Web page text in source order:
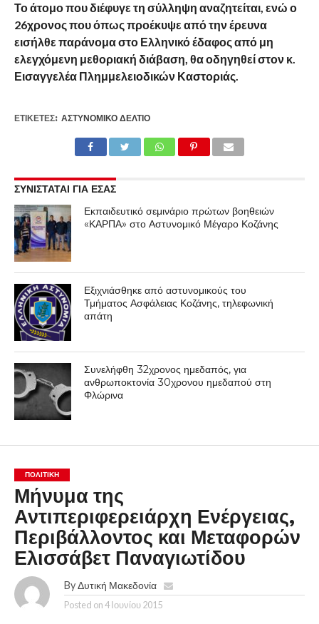
Το άτομο που διέφυγε τη σύλληψη αναζητείται, ενώ ο
26χρονος που όπως προέκυψε από την έρευνα
εισήλθε παράνομα στο Ελληνικό έδαφος από μη
ελεγχόμενη μεθοριακή διάβαση, θα οδηγηθεί στον κ.
Εισαγγελέα Πλημμελειοδικών Καστοριάς.
ΕΤΙΚΕΤΕΣ: ΑΣΤΥΝΟΜΙΚΌ ΔΕΛΤΊΟ
ΣΥΝΙΣΤΑΤΑΙ ΓΙΑ ΕΣΑΣ
Εκπαιδευτικό σεμινάριο πρώτων βοηθειών
«ΚΑΡΠΑ» στο Αστυνομικό Μέγαρο Κοζάνης
Εξιχνιάσθηκε από αστυνομικούς του
Τμήματος Ασφάλειας Κοζάνης, τηλεφωνική
απάτη
Συνελήφθη 32χρονος ημεδαπός, για
ανθρωποκτονία 30χρονου ημεδαπού στη
Φλώρινα
ΠΟΛΙΤΙΚΉ
Μήνυμα της
Αντιπεριφερειάρχη Ενέργειας,
Περιβάλλοντος και Μεταφορών
Ελισσάβετ Παναγιωτίδου
By Δυτική Μακεδονία
Posted on4 Ιουνίου 2015